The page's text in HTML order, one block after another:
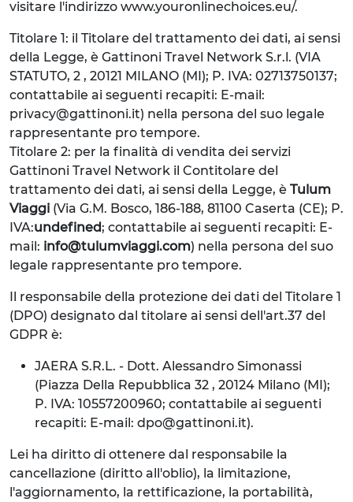
visitare l'indirizzo www.youronlinechoices.eu/.
Titolare 1: il Titolare del trattamento dei dati, ai sensi
della Legge, è Gattinoni Travel Network S.r.l. (VIA
STATUTO, 2 , 20121 MILANO (MI); P. IVA: 02713750137;
contattabile ai seguenti recapiti: E-mail:
privacy@gattinoni.it) nella persona del suo legale
rappresentante pro tempore.
Titolare 2: per la finalità di vendita dei servizi
Gattinoni Travel Network il Contitolare del
trattamento dei dati, ai sensi della Legge, è Tulum
Viaggi (Via G.M. Bosco, 186-188, 81100 Caserta (CE); P.
IVA:undefined; contattabile ai seguenti recapiti: E-
mail: info@tulumviaggi.com) nella persona del suo
legale rappresentante pro tempore.
Il responsabile della protezione dei dati del Titolare 1
(DPO) designato dal titolare ai sensi dell'art.37 del
GDPR è:
JAERA S.R.L. - Dott. Alessandro Simonassi
(Piazza Della Repubblica 32 , 20124 Milano (MI);
P. IVA: 10557200960; contattabile ai seguenti
recapiti: E-mail: dpo@gattinoni.it).
Lei ha diritto di ottenere dal responsabile la
cancellazione (diritto all'oblio), la limitazione,
l'aggiornamento, la rettificazione, la portabilità,